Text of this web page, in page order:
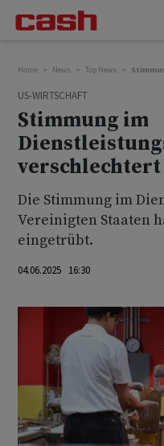
Home News Top News
US-WIRTSCHAFT
Stimmung im
verschlechtert
Die Stimmung im
Vereinigten Staaten
eingetrübt.
04.06.2025 16:30